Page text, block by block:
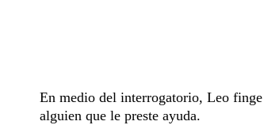
En medio del interrogatorio, Leo
alguien que le preste ayuda.